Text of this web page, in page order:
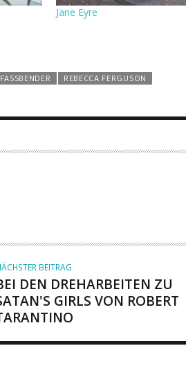
Jane Eyre
REBECCA FERGUSON
BEITRAG
DEN DREHARBEITEN ZU
GIRLS VON ROBERT